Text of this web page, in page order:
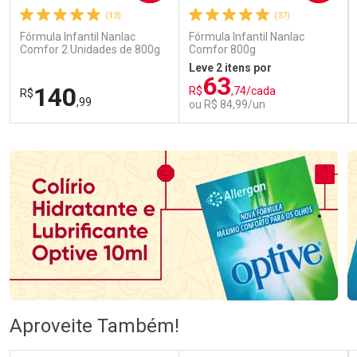
(13)
Fórmula Infantil Nanlac
Comfor 2 Unidades de 800g
R$140,99
(37)
Fórmula Infantil Nanlac
Comfor 800g
Leve 2 itens por
R$63,74/cada
ou R$ 84,99/un
Laboratório
Por Menos
Aproveite Também!